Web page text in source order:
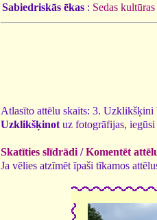
Sabiedriskās ēkas : Sedas
Atlasīto attēlu skaits: 3.
Uzklikšķinot uz fotogrāfijas,
Skatīties slīdrādi /Komentēt
Ja vēlies atzīmēt īpaši tīkamos